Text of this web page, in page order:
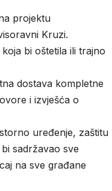
projektu
Kruzi.
bi oštetila ili trajno
dostava kompletne
i izvješća o
uređenje, zaštitu
sadržavao sve
na sve građane